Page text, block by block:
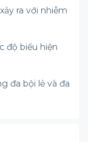
ra với nhiễm
độ biểu hiện
đa bội lẻ và đa